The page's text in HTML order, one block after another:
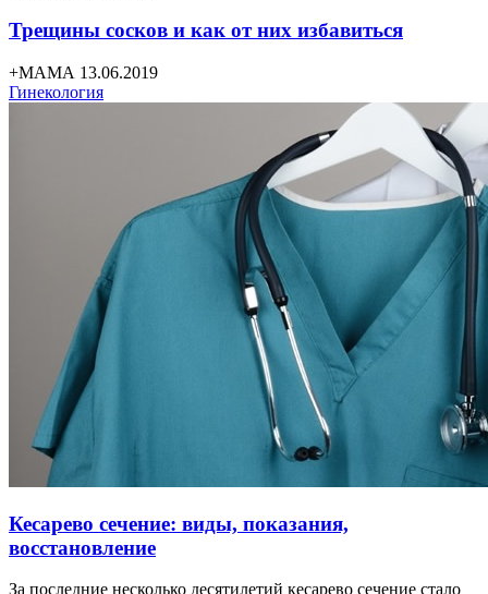
Трещины сосков и как от них избавиться
+МАМА 13.06.2019
Гинекология
Кесарево сечение: виды, показания,
восстановление
За последние несколько десятилетий кесарево сечение стало